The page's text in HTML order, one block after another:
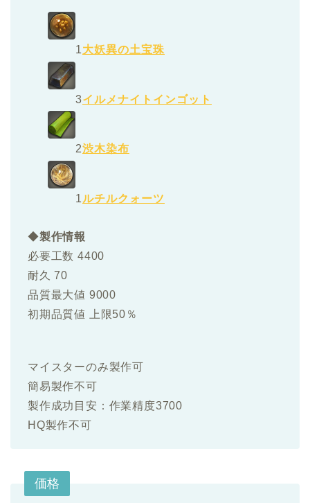
1大妖異の土宝珠
3イルメナイトインゴット
2渋木染布
1ルチルクォーツ
◆製作情報
必要工数 4400
耐久 70
品質最大値 9000
初期品質値 上限50％
マイスターのみ製作可
簡易製作不可
製作成功目安：作業精度3700
HQ製作不可
価格